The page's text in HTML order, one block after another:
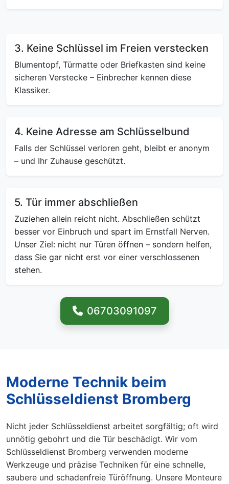
3. Keine Schlüssel im Freien verstecken
Blumentopf, Türmatte oder Briefkasten sind keine
sicheren Verstecke – Einbrecher kennen diese
Klassiker.
4. Keine Adresse am Schlüsselbund
Falls der Schlüssel verloren geht, bleibt er anonym
– und Ihr Zuhause geschützt.
5. Tür immer abschließen
Zuziehen allein reicht nicht. Abschließen schützt
besser vor Einbruch und spart im Ernstfall Nerven.
Unser Ziel: nicht nur Türen öffnen – sondern helfen,
dass Sie gar nicht erst vor einer verschlossenen
stehen.
06703091097
Moderne Technik beim
Schlüsseldienst Bromberg
Nicht jeder Schlüsseldienst arbeitet sorgfältig; oft wird
unnötig gebohrt und die Tür beschädigt. Wir vom
Schlüsseldienst Bromberg verwenden moderne
Werkzeuge und präzise Techniken für eine schnelle,
saubere und schadenfreie Türöffnung. Unsere Monteure